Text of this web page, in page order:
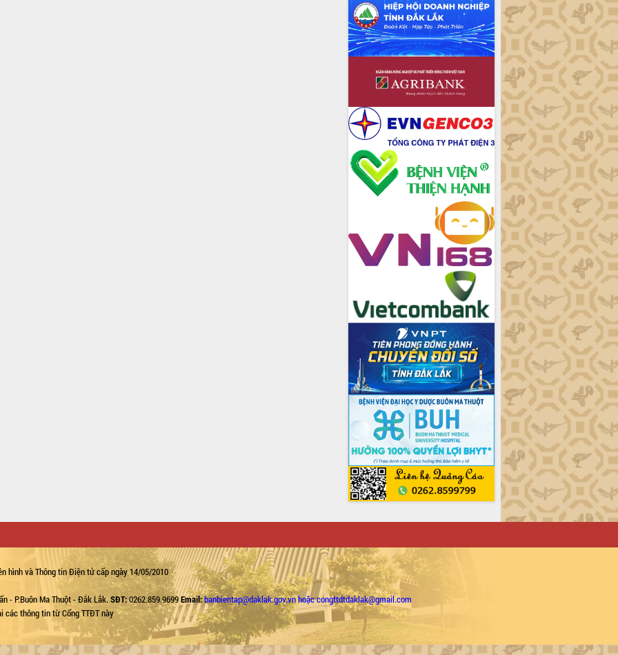
hình và Thông tin Điện tử cấp ngày 14/05/2010
- P.Buôn Ma Thuột - Đắk Lắk.SĐT:0262.859.9699Email:banbientap@daklak.gov.vn hoặc congttdtdaklak@gmail.com
các thông tin từ Cổng TTĐT này